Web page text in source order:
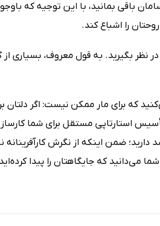
باقی بمانید، با این توجیه که
را اشباع کند.
نظر بگیرید. به قول معروف، بسیاری
که برای مار ممکن نیست: اگر
استارتاپی مستقل برای شما
ضمن اینکه از نگرش کارآفرینانه
می‌دانید که جایگاهتان را پیدا